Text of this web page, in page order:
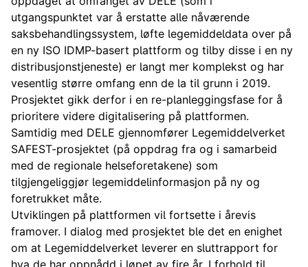
utgangspunktet var å erstatte alle nåværende
saksbehandlingssystem, løfte legemiddeldata over på
en ny ISO IDMP-basert plattform og tilby disse i en ny
distribusjonstjeneste) er langt mer komplekst og har
vesentlig større omfang enn de la til grunn i 2019.
Prosjektet gikk derfor i en re-planleggingsfase for å
prioritere videre digitalisering på plattformen.
Samtidig med DELE gjennomfører Legemiddelverket
SAFEST-prosjektet (på oppdrag fra og i samarbeid
med de regionale helseforetakene) som
tilgjengeliggjør legemiddelinformasjon på ny og
foretrukket måte.
Utviklingen på plattformen vil fortsette i årevis
framover. I dialog med prosjektet ble det en enighet
om at Legemiddelverket leverer en sluttrapport for
hva de har oppnådd i løpet av fire år. I forhold til